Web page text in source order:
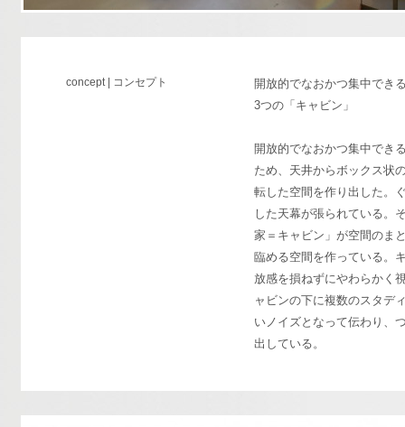
concept | コンセプト
開放的でなおかつ集中でき
3つの「キャビン」
開放的でなおかつ集中でき
ため、天井からボックス状
転した空間を作り出した。
した天幕が張られている。
家＝キャビン」が空間のま
臨める空間を作っている。
放感を損ねずにやわらかく
ャビンの下に複数のスタデ
いノイズとなって伝わり、
出している。